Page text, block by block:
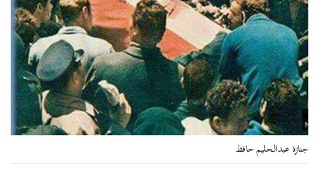
جنازة عبدالحليم حافظ